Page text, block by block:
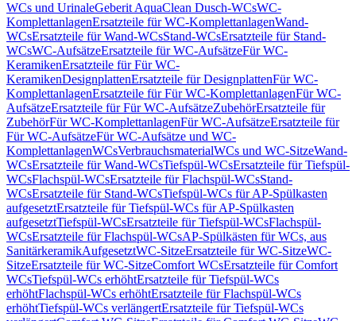
WCs und UrinaleGeberit AquaClean Dusch-WCsWC-
KomplettanlagenErsatzteile für WC-KomplettanlagenWand-
WCsErsatzteile für Wand-WCsStand-WCsErsatzteile für Stand-
WCsWC-AufsätzeErsatzteile für WC-AufsätzeFür WC-
KeramikenErsatzteile für Für WC-
KeramikenDesignplattenErsatzteile für DesignplattenFür WC-
KomplettanlagenErsatzteile für Für WC-KomplettanlagenFür WC-
AufsätzeErsatzteile für Für WC-AufsätzeZubehörErsatzteile für
ZubehörFür WC-KomplettanlagenFür WC-AufsätzeErsatzteile für
Für WC-AufsätzeFür WC-Aufsätze und WC-
KomplettanlagenWCsVerbrauchsmaterialWCs und WC-SitzeWand-
WCsErsatzteile für Wand-WCsTiefspül-WCsErsatzteile für Tiefspül-
WCsFlachspül-WCsErsatzteile für Flachspül-WCsStand-
WCsErsatzteile für Stand-WCsTiefspül-WCs für AP-Spülkasten
aufgesetztErsatzteile für Tiefspül-WCs für AP-Spülkasten
aufgesetztTiefspül-WCsErsatzteile für Tiefspül-WCsFlachspül-
WCsErsatzteile für Flachspül-WCsAP-Spülkästen für WCs, aus
SanitärkeramikAufgesetztWC-SitzeErsatzteile für WC-SitzeWC-
SitzeErsatzteile für WC-SitzeComfort WCsErsatzteile für Comfort
WCsTiefspül-WCs erhöhtErsatzteile für Tiefspül-WCs
erhöhtFlachspül-WCs erhöhtErsatzteile für Flachspül-WCs
erhöhtTiefspül-WCs verlängertErsatzteile für Tiefspül-WCs